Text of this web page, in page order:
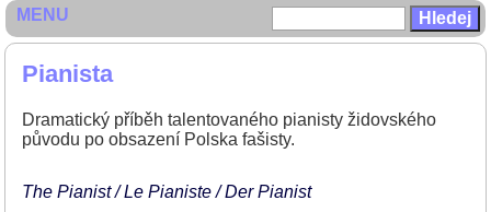
Pianista
Dramatický příběh talentovaného pianisty židovského
původu po obsazení Polska fašisty.
The Pianist / Le Pianiste / Der Pianist
MENU